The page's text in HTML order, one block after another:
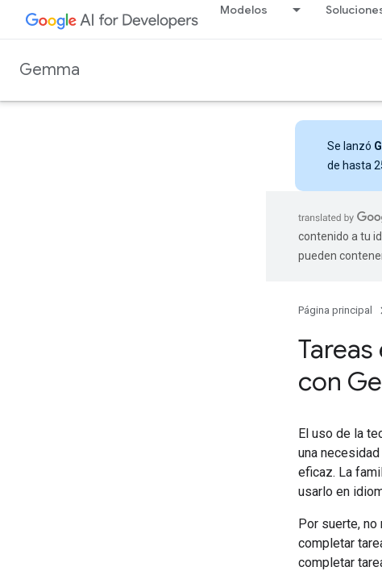
Modelos
Gemma
Se lanzó
de hasta
contenido a tu
pueden
Página principal
con
El uso de la
una
eficaz. La
usarlo en
Por suerte, no
completar
completar